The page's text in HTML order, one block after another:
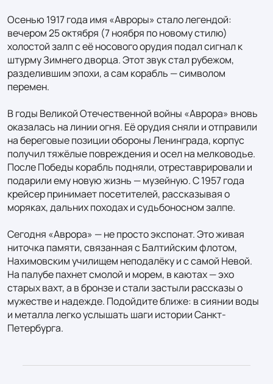
Осенью 1917 года имя «Авроры» стало легендой:
вечером 25 октября (7 ноября по новому стилю)
холостой залп с её носового орудия подал сигнал к
штурму Зимнего дворца. Этот звук стал рубежом,
разделившим эпохи, а сам корабль — символом
перемен.
В годы Великой Отечественной войны «Аврора» вновь
оказалась на линии огня. Её орудия сняли и отправили
на береговые позиции обороны Ленинграда, корпус
получил тяжёлые повреждения и осел на мелководье.
После Победы корабль подняли, отреставрировали и
подарили ему новую жизнь — музейную. С 1957 года
крейсер принимает посетителей, рассказывая о
моряках, дальних походах и судьбоносном залпе.
Сегодня «Аврора» — не просто экспонат. Это живая
ниточка памяти, связанная с Балтийским флотом,
Нахимовским училищем неподалёку и с самой Невой.
На палубе пахнет смолой и морем, в каютах — эхо
старых вахт, а в бронзе и стали застыли рассказы о
мужестве и надежде. Подойдите ближе: в сиянии воды
и металла легко услышать шаги истории Санкт-
Петербурга.